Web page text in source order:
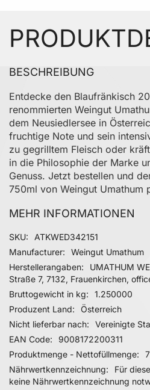
BESCHREIBUNG
Entdecke den Blaufränkisch
renommierten Weingut
dem Neusiedlersee in
fruchtige Note und sein
zu gegrilltem Fleisch oder
in die Philosophie der Marke
Genuss. Jetzt bestellen und
750ml von Weingut Umathum
MEHR INFORMATIONEN
Mehr Informationen
SKU
ATKWED342151
Manufacturer
Weingut Umathum
Herstellerangaben
UMATHUM
Straße 7, 7132, Frauenkirchen,
Bruttogewicht in kg
1.250000
Produzent Land
Österreich
Nicht lieferbar nach
Vereinigte
EAN Code
9008172200311
Produktmenge - Nettofüllmenge
Nährwertkennzeichnung
Für
keine Nährwertkennzeichnung